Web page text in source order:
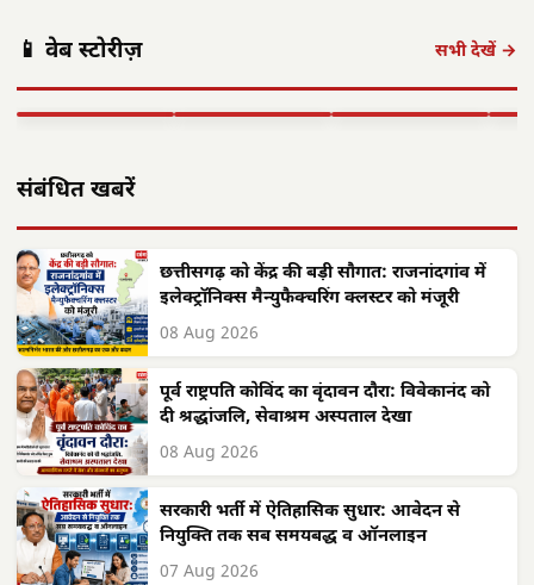
📱 वेब स्टोरीज़ सभी देखें →
अगस्त को अलवर
की…
वेशभूषा में…
यादव का सम्मान:
रजत पदक…
संबंधित खबरें
छत्तीसगढ़ को केंद्र की बड़ी सौगात: राजनांदगांव में
इलेक्ट्रॉनिक्स मैन्युफैक्चरिंग क्लस्टर को मंजूरी
08 Aug 2026
पूर्व राष्ट्रपति कोविंद का वृंदावन दौरा: विवेकानंद को
दी श्रद्धांजलि, सेवाश्रम अस्पताल देखा
08 Aug 2026
सरकारी भर्ती में ऐतिहासिक सुधार: आवेदन से
नियुक्ति तक सब समयबद्ध व ऑनलाइन
07 Aug 2026